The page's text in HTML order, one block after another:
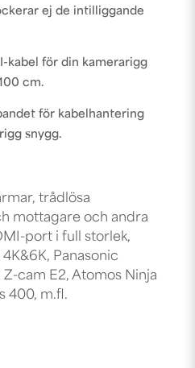
ej de intilliggande
kabel för din kamerarigg
cm.
för kabelhantering
snygg.
trådlösa
mottagare och andra
port i full storlek,
Panasonic
Z-cam E2, Atomos Ninja
400, m.fl.